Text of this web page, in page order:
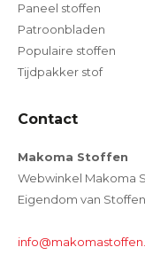
Paneel stoffen
Patroonbladen
Populaire stoffen
Tijdpakker stof
Contact
Makoma Stoffen
Webwinkel Makoma
Eigendom van